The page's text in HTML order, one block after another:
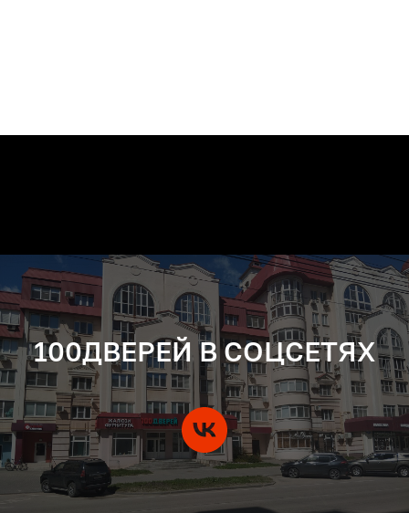
100ДВЕРЕЙ В СОЦСЕТЯХ